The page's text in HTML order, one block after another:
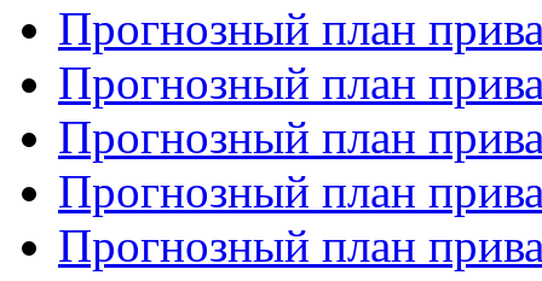
Прогнозный план
Прогнозный план
Прогнозный план
Прогнозный план
Прогнозный план